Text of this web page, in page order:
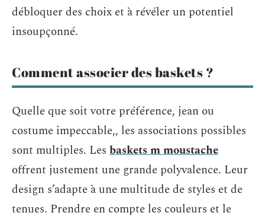
débloquer des choix et à révéler un potentiel
insoupçonné.
Comment associer des baskets ?
Quelle que soit votre préférence, jean ou
costume impeccable,, les associations possibles
sont multiples. Les baskets m moustache
offrent justement une grande polyvalence. Leur
design s’adapte à une multitude de styles et de
tenues. Prendre en compte les couleurs et le